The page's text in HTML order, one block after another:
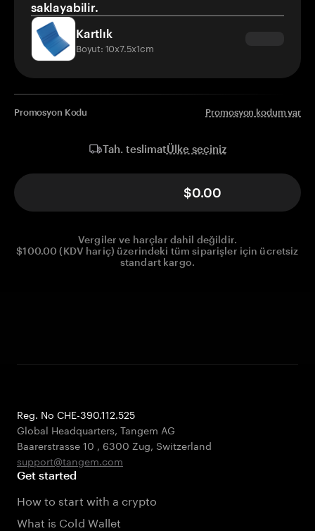
saklayabilir.
Kartlık
Boyut: 10x7.5x1cm
Promosyon Kodu Promosyon kodum var
Tah. teslimatÜlke seçiniz
$0.00
Vergiler ve harçlar dahil değildir.
$100.00 (KDV hariç) üzerindeki tüm siparişler için ücretsiz
standart kargo.
Reg. No CHE-390.112.525
Global Headquarters, Tangem AG
Baarerstrasse 10 , 6300 Zug, Switzerland
support@tangem.com
Get started
How to start with a crypto
What is Cold Wallet